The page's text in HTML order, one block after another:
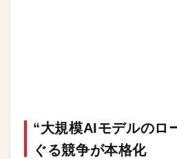
“大規模AIモデルのロ
ぐる競争が本格化